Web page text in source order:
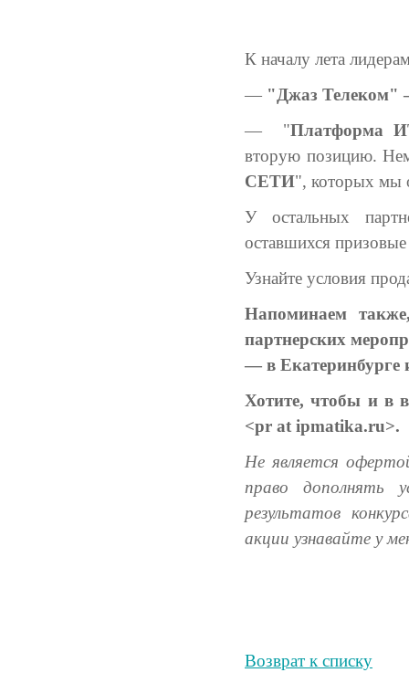
К началу лета
— "Джаз Телеком"
—
"Платформа
вторую позицию.
СЕТИ", которых мы
У остальных
оставшихся
Узнайте условия
Напоминаем
партнерских
— в
Хотите, чтобы и в
<pr at ipmatika.ru>.
Не является
право дополнять
результатов
акции узнавайте у
Возврат к списку